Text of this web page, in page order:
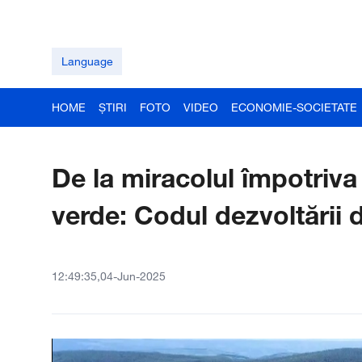
Language
HOME ȘTIRI FOTO VIDEO ECONOMIE-SOCIETATE
De la miracolul
verde: Codul dezvoltării
12:49:35,04-Jun-2025